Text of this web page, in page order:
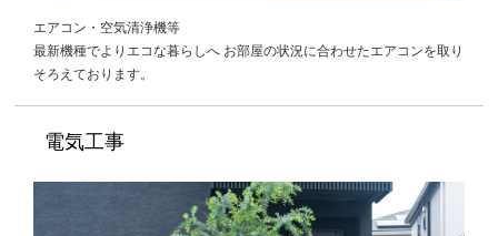
エアコン・空気清浄機等
最新機種でよりエコな暮らしへ お部屋の状況に合わせたエアコンを取り
そろえております。
電気工事